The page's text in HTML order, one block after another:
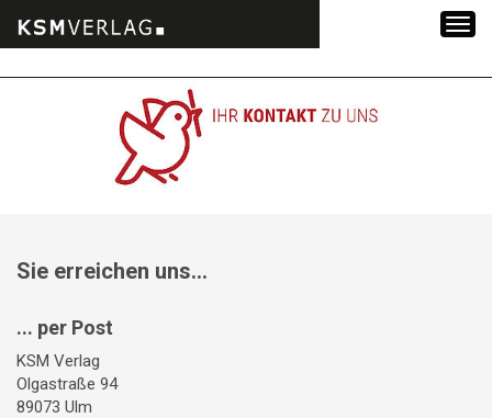
Sie erreichen uns...
... per Post
KSM Verlag
Olgastraße 94
89073 Ulm